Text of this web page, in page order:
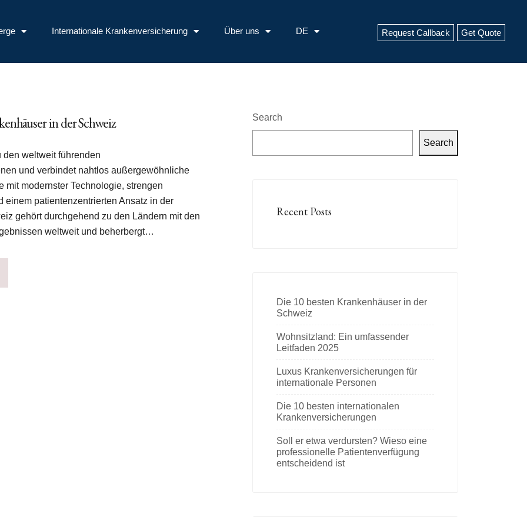
Internationale Krankenversicherung Über uns DE Request Callback Get Quote
in der Schweiz
den weltweit führenden
und verbindet nahtlos außergewöhnliche
mit modernster Technologie, strengen
einem patientenzentrierten Ansatz in der
gehört durchgehend zu den Ländern mit den
weltweit und beherbergt…
Search
Search
Recent Posts
Die 10 besten Krankenhäuser in der
Schweiz
Wohnsitzland: Ein umfassender
Leitfaden 2025
Luxus Krankenversicherungen für
internationale Personen
Die 10 besten internationalen
Krankenversicherungen
Soll er etwa verdursten? Wieso eine
professionelle Patientenverfügung
entscheidend ist